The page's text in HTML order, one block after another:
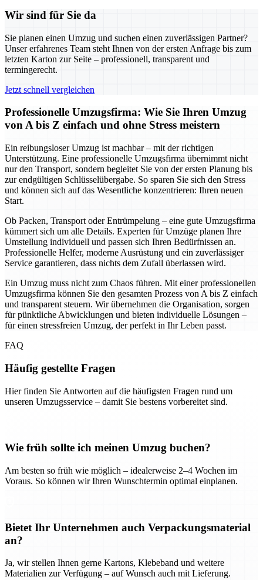
Wir sind für Sie da
Sie planen einen Umzug und suchen einen zuverlässigen Partner?
Unser erfahrenes Team steht Ihnen von der ersten Anfrage bis zum
letzten Karton zur Seite – professionell, transparent und
termingerecht.
Jetzt schnell vergleichen
Professionelle Umzugsfirma: Wie Sie Ihren Umzug
von A bis Z einfach und ohne Stress meistern
Ein reibungsloser Umzug ist machbar – mit der richtigen
Unterstützung. Eine professionelle Umzugsfirma übernimmt nicht
nur den Transport, sondern begleitet Sie von der ersten Planung bis
zur endgültigen Schlüsselübergabe. So sparen Sie sich den Stress
und können sich auf das Wesentliche konzentrieren: Ihren neuen
Start.
Ob Packen, Transport oder Entrümpelung – eine gute Umzugsfirma
kümmert sich um alle Details. Experten für Umzüge planen Ihre
Umstellung individuell und passen sich Ihren Bedürfnissen an.
Professionelle Helfer, moderne Ausrüstung und ein zuverlässiger
Service garantieren, dass nichts dem Zufall überlassen wird.
Ein Umzug muss nicht zum Chaos führen. Mit einer professionellen
Umzugsfirma können Sie den gesamten Prozess von A bis Z einfach
und transparent steuern. Wir übernehmen die Organisation, sorgen
für pünktliche Abwicklungen und bieten individuelle Lösungen –
für einen stressfreien Umzug, der perfekt in Ihr Leben passt.
FAQ
Häufig gestellte Fragen
Hier finden Sie Antworten auf die häufigsten Fragen rund um
unseren Umzugsservice – damit Sie bestens vorbereitet sind.
Wie früh sollte ich meinen Umzug buchen?
Am besten so früh wie möglich – idealerweise 2–4 Wochen im
Voraus. So können wir Ihren Wunschtermin optimal einplanen.
Bietet Ihr Unternehmen auch Verpackungsmaterial
an?
Ja, wir stellen Ihnen gerne Kartons, Klebeband und weitere
Materialien zur Verfügung – auf Wunsch auch mit Lieferung.